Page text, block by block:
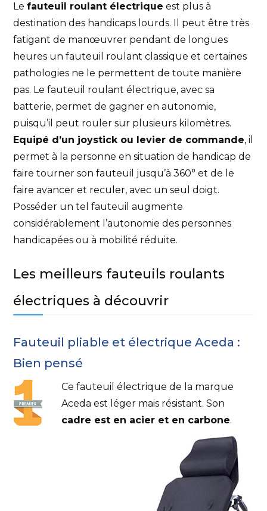
Lefauteuil roulant électrique est plus à
destination des handicaps lourds. Il peut être très
fatigant de manœuvrer pendant de longues
heures un fauteuil roulant classique et certaines
pathologies ne le permettent de toute manière
pas. Le fauteuil roulant électrique, avec sa
batterie, permet de gagner en autonomie,
puisqu’il peut rouler sur plusieurs kilomètres.
Equipé d’un joystick ou levier de commande, il
permet à la personne en situation de handicap de
faire tourner son fauteuil jusqu’à 360° et de le
faire avancer et reculer, avec un seul doigt.
Posséder un tel fauteuil augmente
considérablement l’autonomie des personnes
handicapées ou à mobilité réduite.
Les meilleurs fauteuils roulants
électriques à découvrir
Fauteuil pliable et électrique Aceda :
Bien pensé
Ce fauteuil électrique de la marque
Aceda est léger mais résistant. Son
cadre est en acier et en carbone.